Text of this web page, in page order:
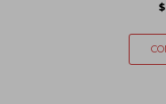
$